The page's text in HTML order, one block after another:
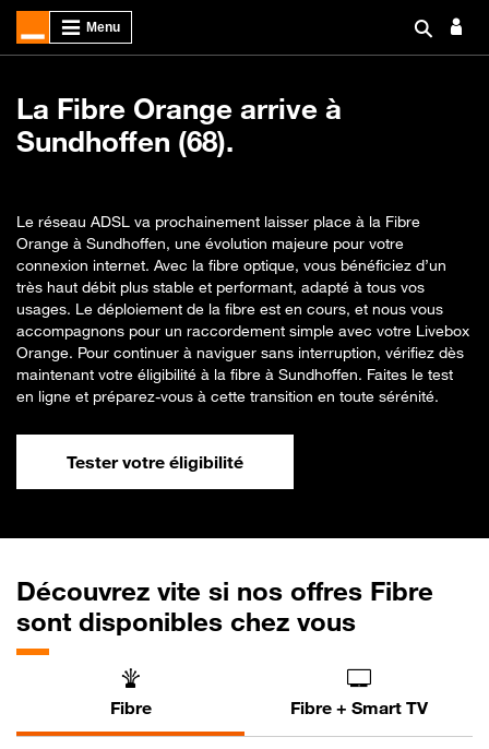
La Fibre Orange arrive à
Sundhoffen (68).
Le réseau ADSL va prochainement laisser place à la Fibre
Orange à Sundhoffen, une évolution majeure pour votre
connexion internet. Avec la fibre optique, vous bénéficiez d’un
très haut débit plus stable et performant, adapté à tous vos
usages. Le déploiement de la fibre est en cours, et nous vous
accompagnons pour un raccordement simple avec votre Livebox
Orange. Pour continuer à naviguer sans interruption, vérifiez dès
maintenant votre éligibilité à la fibre à Sundhoffen. Faites le test
en ligne et préparez-vous à cette transition en toute sérénité.
Tester votre éligibilité
Découvrez vite si nos offres Fibre
sont disponibles chez vous
Fibre Fibre + Smart TV